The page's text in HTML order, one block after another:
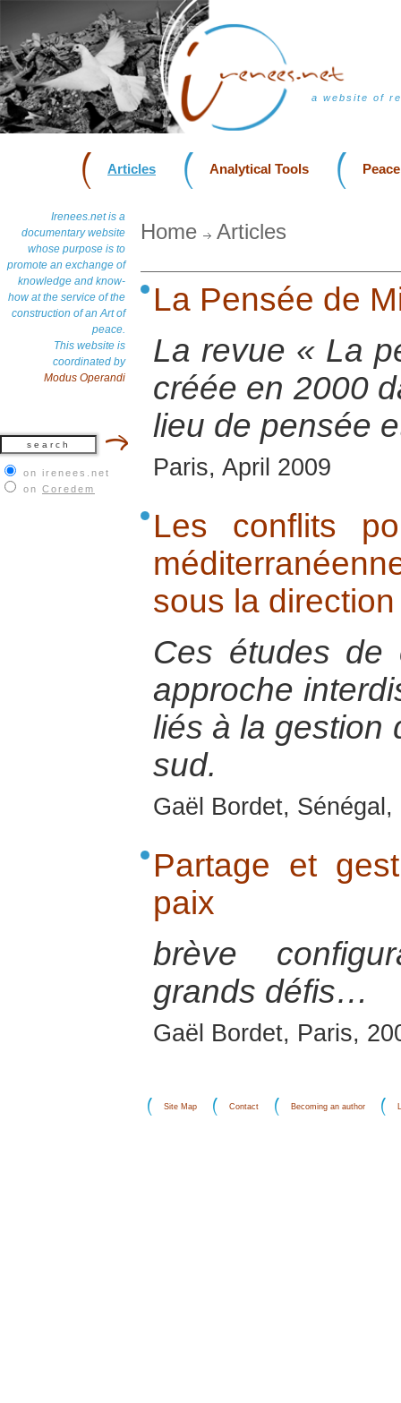
a website of
Articles Analytical Tools
Irenees.net is a
documentary website
whose purpose is to
promote an exchange of
knowledge and know-
how at the service of the
construction of an Art of
peace.
This website is
coordinated by
Modus Operandi
on irenees.net
on Coredem
Home Articles
La Pensée de
La revue « La
créée en 2000
lieu de pensée
Paris, April 2009
Les conflits
sous la
Ces études de
approche
liés à la gestion
sud.
Gaël Bordet,
Partage et
paix
brève
grands défis…
Gaël Bordet, Paris,
Site Map Contact Becoming an author